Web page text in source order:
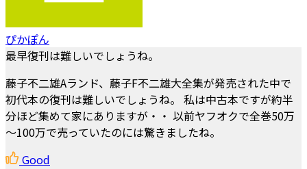
ぴかぽん
最早復刊は難しいでしょうね。
藤子不二雄Aランド、藤子F不二雄大全集が発売された中で
初代本の復刊は難しいでしょうね。 私は中古本ですが約半
分ほど集めて家にありますが・・ 以前ヤフオクで全巻50万
～100万で売っていたのには驚きましたね。
Good